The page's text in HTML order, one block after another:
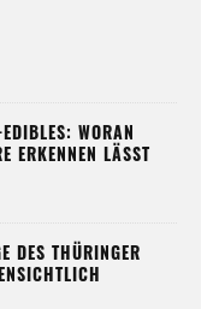
WORAN
ERKENNEN LÄSST
DES THÜRINGER